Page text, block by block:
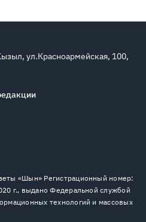
ул.Красноармейская, 100,
«Шын» Регистрационный номер:
г., выдано Федеральной службой
технологий и массовых